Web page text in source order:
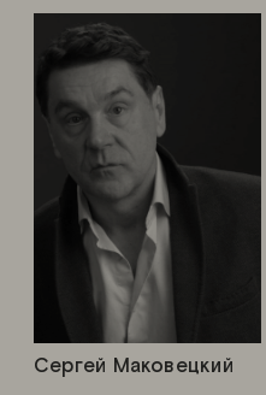
Сергей Маковецкий